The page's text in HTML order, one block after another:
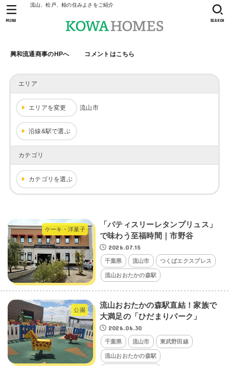
流山、松戸、柏の住みよさをご紹介
興和流通商事のHPへ コメントはこちら
SEARCH
MENU
エリア
エリアを変更 流山市
沿線&駅で選ぶ
カテゴリ
カテゴリを選ぶ
ケーキ・洋菓子
「パティスリーレタンプリュス」
で味わう至福時間｜市野谷
2026.07.15
千葉県 流山市 つくばエクスプレス
流山おおたかの森駅
公園
流山おおたかの森駅直結！家族で
大満足の「ひだまりパーク」
2026.06.30
千葉県 流山市 東武野田線
流山おおたかの森駅